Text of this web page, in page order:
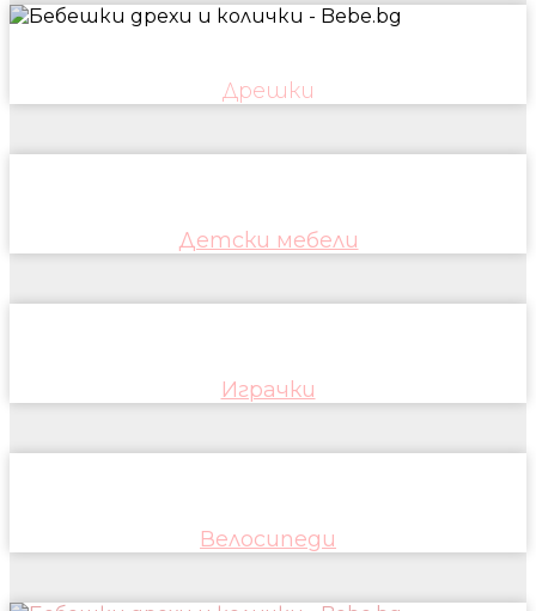
Дрешки
Детски мебели
Играчки
Велосипеди